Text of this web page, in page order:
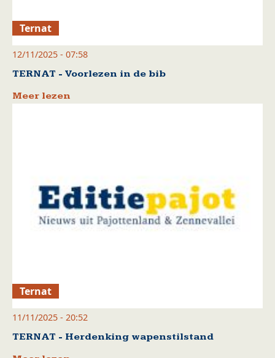
Ternat
12/11/2025 - 07:58
TERNAT - Voorlezen in de bib
Meer lezen
Ternat
11/11/2025 - 20:52
TERNAT - Herdenking wapenstilstand